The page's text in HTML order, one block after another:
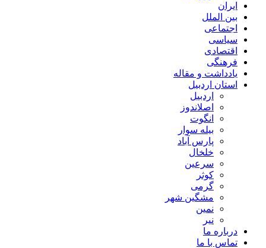
ایران
بین الملل
اجتماعی
سیاسی
اقتصادی
فرهنگی
یادداشت و مقاله
استان اردبیل
اردبیل
اصلاندوز
انگوت
بیله سوار
پارس آباد
خلخال
سرعین
کوثر
گرمی
مشگین شهر
نمین
نیر
درباره ما
تماس با ما